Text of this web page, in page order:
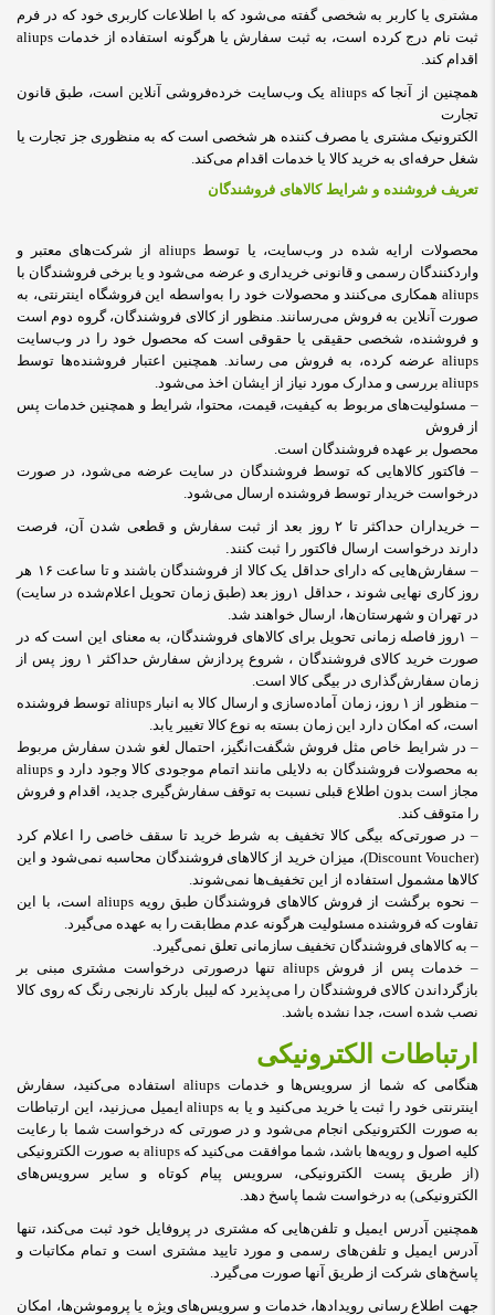
مشتری یا کاربر به شخصی گفته می‌شود که با اطلاعات کاربری خود که در فرم
ثبت نام درج کرده است، به ثبت سفارش یا هرگونه استفاده از خدمات aliups
اقدام کند.
همچنین از آنجا که aliups یک وب‌سایت خرده‌فروشی آنلاین است، طبق قانون
تجارت
الکترونیک مشتری یا مصرف کننده هر شخصی است که به منظوری جز تجارت یا
شغل حرفه‌ای به خرید کالا یا خدمات اقدام می‌کند.
تعریف فروشنده و شرایط کالاهای فروشندگان
محصولات ارایه شده در وب‌سایت، یا توسط aliups از شرکت‌های معتبر و
واردکنندگان رسمی و قانونی خریداری و عرضه می‌شود و یا برخی فروشندگان با
aliups همکاری می‌کنند و محصولات خود را به‌واسطه این فروشگاه اینترنتی، به
صورت آنلاین به فروش می‌رسانند. منظور از کالای فروشندگان، گروه دوم است
و فروشنده، شخصی حقیقی یا حقوقی است که محصول خود را در وب‌سایت
aliups عرضه کرده، به فروش می رساند. همچنین اعتبار فروشنده‌ها توسط
aliups بررسی و مدارک مورد نیاز از ایشان اخذ می‌شود.
– مسئولیت‌های مربوط به کیفیت، قیمت، محتوا، شرایط و همچنین خدمات پس
از فروش
محصول بر عهده فروشندگان است.
– فاکتور کالاهایی که توسط فروشندگان در سایت عرضه می‌شود، در صورت
درخواست خریدار توسط فروشنده ارسال می‌شود.
–
خریداران حداکثر تا ۲ روز بعد از ثبت سفارش و قطعی شدن آن، فرصت
دارند درخواست ارسال فاکتور را ثبت کنند.
– سفارش‌هایی که دارای حداقل یک کالا از فروشندگان باشند و تا ساعت ۱۶ هر
روز کاری نهایی شوند ، حداقل ۱روز بعد (طبق زمان تحویل اعلام‌شده در سایت)
در تهران و شهرستان‌ها، ارسال خواهند شد.
– ۱روز فاصله زمانی تحویل برای کالاهای فروشندگان، به معنای این است که در
صورت خرید کالای فروشندگان ، شروع پردازش سفارش حداکثر ۱ روز پس از
زمان سفارش‌گذاری در بیگی کالا است.
– منظور از ۱ روز، زمان آماده‌سازی و ارسال کالا به انبار aliups توسط فروشنده
است، که امکان دارد این زمان بسته به نوع کالا تغییر یابد.
– در شرایط خاص مثل فروش شگفت‌انگیز، احتمال لغو شدن سفارش مربوط
به محصولات فروشندگان به دلایلی مانند اتمام موجودی کالا وجود دارد و aliups
مجاز است بدون اطلاع قبلی نسبت به توقف سفارش‌‏گیری جدید، اقدام و فروش
را متوقف کند.
– در صورتی‌که بیگی کالا تخفیف به شرط خرید تا سقف خاصی را اعلام کرد
(
Discount Voucher)، میزان خرید از کالاهای فروشندگان محاسبه نمی‌شود و این
کالاها مشمول استفاده از این تخفیف‌ها نمی‌شوند.
– نحوه برگشت از فروش کالاهای فروشندگان طبق رویه aliups است، با این
تفاوت که فروشنده مسئولیت هرگونه عدم مطابقت را به عهده می‌گیرد.
– به کالاهای فروشندگان تخفیف سازمانی تعلق نمی‌گیرد.
– خدمات پس ‌از‌ فروش aliups تنها درصورتی درخواست مشتری مبنی بر
بازگرداندن کالای فروشندگان را می‌پذیرد که لیبل بارکد نارنجی رنگ که روی کالا
نصب شده است، جدا نشده باشد.
ارتباطات الکترونیکی
هنگامی که شما از سرویس‌‏ها و خدمات aliups استفاده می‏‌کنید، سفارش
اینترنتی خود را ثبت یا خرید می‏‌کنید و یا به aliups ایمیل می‏‌زنید، این ارتباطات
به صورت الکترونیکی انجام می‏‌شود و در صورتی که درخواست شما با رعایت
کلیه اصول و رویه‏‌ها باشد، شما موافقت می‌‏کنید که aliups به صورت الکترونیکی
(از طریق پست الکترونیکی، سرویس پیام کوتاه و سایر سرویس‌های
الکترونیکی) به درخواست شما پاسخ دهد.
همچنین آدرس ایمیل و تلفن‌هایی که مشتری در پروفایل خود ثبت می‌کند، تنها
آدرس ایمیل و تلفن‌های رسمی و مورد تایید مشتری است و تمام مکاتبات و
پاسخ‌های شرکت از طریق آنها صورت می‌گیرد.
جهت اطلاع رسانی رویدادها، خدمات و سرویس‌های ویژه یا پروموشن‌ها، امکان